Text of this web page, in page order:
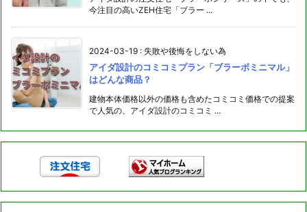
今注目の高いZEH住宅「ブラー ...
2024-03-19 : 失敗や後悔をしない為
アイダ設計のコミコミプラン「ブラーボミニマル」
はどんな商品？
建物本体価格以外の価格も含めたコミコミ価格での提案
で人気の、アイダ設計のコミコミ ...